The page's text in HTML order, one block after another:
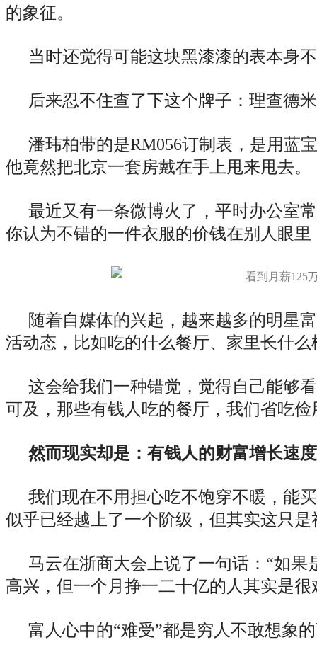
的象征。
当时还觉得可能这块黑漆漆的表本身
后来忍不住查了下这个牌子：理查德
潘玮柏带的是RM056订制表，是用蓝
他竟然把北京一套房戴在手上甩来甩去。
最近又有一条微博火了，平时办公室
你认为不错的一件衣服的价钱在别人眼
随着自媒体的兴起，越来越多的明星
活动态，比如吃的什么餐厅、家里长什
这会给我们一种错觉，觉得自己能够
可及，那些有钱人吃的餐厅，我们省吃
然而现实却是：有钱人的财富增长速
我们现在不用担心吃不饱穿不暖，能
似乎已经越上了一个阶级，但其实这只
马云在浙商大会上说了一句话：“如
高兴，但一个月挣一二十亿的人其实是很
富人心中的“难受”都是穷人不敢想象